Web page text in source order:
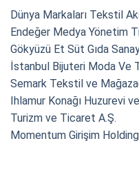
Dünya Markaları Tekstil
Endeğer Medya Yönetim
Gökyüzü Et Süt Gıda
İstanbul Bijuteri Moda Ve
Semark Tekstil ve
Ihlamur Konağı Huzurevi
Turizm ve Ticaret A.Ş.
Momentum Girişim